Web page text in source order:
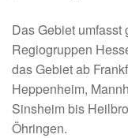
Das Gebiet umfasst
Regiogruppen
das Gebiet ab
Heppenheim,
Sinsheim bis
Öhringen.